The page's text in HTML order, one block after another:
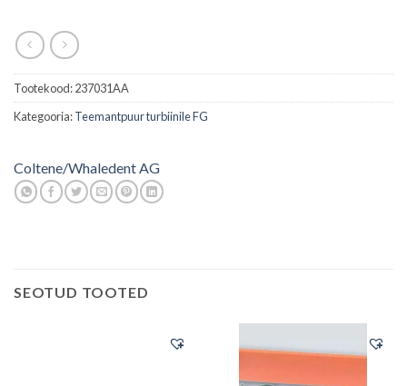
Tootekood:237031AA
Kategooria:Teemantpuur turbiinile FG
Coltene/Whaledent AG
SEOTUD TOOTED